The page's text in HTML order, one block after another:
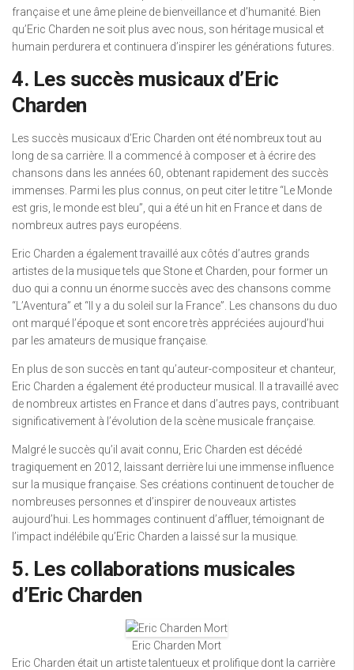
française et une âme pleine de bienveillance et d’humanité. Bien
qu’Eric Charden ne soit plus avec nous, son héritage musical et
humain perdurera et continuera d’inspirer les générations futures.
4. Les succès musicaux d’Eric
Charden
Les succès musicaux d’Eric Charden ont été nombreux tout au
long de sa carrière. Il a commencé à composer et à écrire des
chansons dans les années 60, obtenant rapidement des succès
immenses. Parmi les plus connus, on peut citer le titre “Le Monde
est gris, le monde est bleu”, qui a été un hit en France et dans de
nombreux autres pays européens.
Eric Charden a également travaillé aux côtés d’autres grands
artistes de la musique tels que Stone et Charden, pour former un
duo qui a connu un énorme succès avec des chansons comme
“L’Aventura” et “Il y a du soleil sur la France”. Les chansons du duo
ont marqué l’époque et sont encore très appréciées aujourd’hui
par les amateurs de musique française.
En plus de son succès en tant qu’auteur-compositeur et chanteur,
Eric Charden a également été producteur musical. Il a travaillé avec
de nombreux artistes en France et dans d’autres pays, contribuant
significativement à l’évolution de la scène musicale française.
Malgré le succès qu’il avait connu, Eric Charden est décédé
tragiquement en 2012, laissant derrière lui une immense influence
sur la musique française. Ses créations continuent de toucher de
nombreuses personnes et d’inspirer de nouveaux artistes
aujourd’hui. Les hommages continuent d’affluer, témoignant de
l’impact indélébile qu’Eric Charden a laissé sur la musique.
5. Les collaborations musicales
d’Eric Charden
Eric Charden Mort
Eric Charden était un artiste talentueux et prolifique dont la carrière